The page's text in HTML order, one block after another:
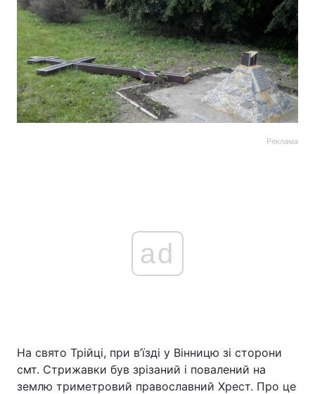
Реклама
ad
На свято Трійці, при в’їзді у Вінницю зі сторони
смт. Стрижавки був зрізаний і повалений на
землю триметровий православний Хрест. Про це